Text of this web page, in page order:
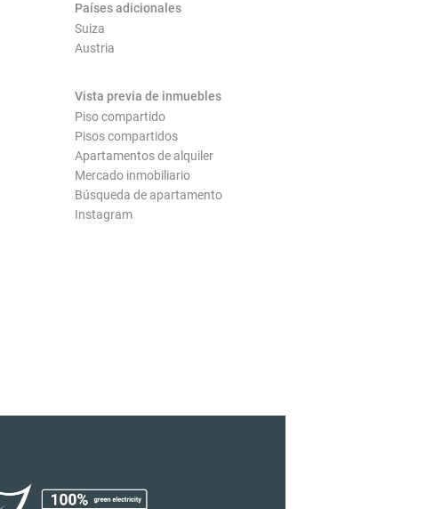
Países adicionales
Suiza
Austria
Vista previa de inmuebles
Piso compartido
Pisos compartidos
Apartamentos de alquiler
Mercado inmobiliario
Búsqueda de apartamento
Instagram